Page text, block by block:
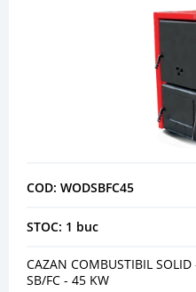
COD: WODSBFC45
STOC: 1 buc
CAZAN COMBUSTIBIL
SB/FC - 45 KW